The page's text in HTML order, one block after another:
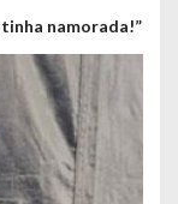
tinha namorada!”